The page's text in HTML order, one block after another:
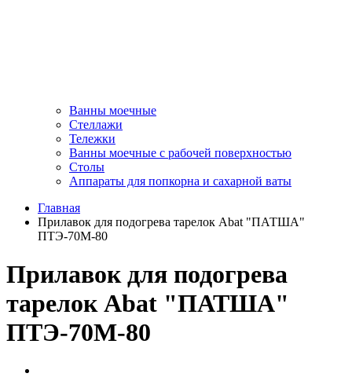
Ванны моечные
Стеллажи
Тележки
Ванны моечные с рабочей поверхностью
Столы
Аппараты для попкорна и сахарной ваты
Главная
Прилавок для подогрева тарелок Abat "ПАТША"
ПТЭ-70М-80
Прилавок для подогрева
тарелок Abat "ПАТША"
ПТЭ-70М-80